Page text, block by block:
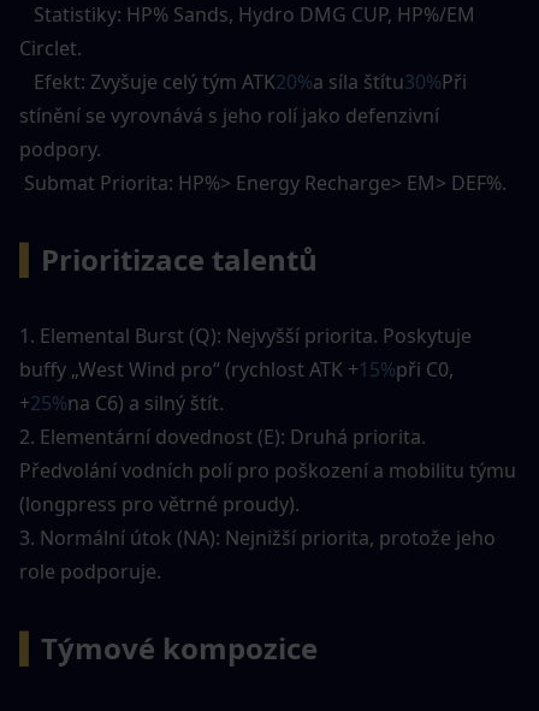
Statistiky: HP% Sands, Hydro DMG CUP, HP%/EM
Circlet.
Efekt: Zvyšuje celý tým ATK20%a síla štítu30%Při
stínění se vyrovnává s jeho rolí jako defenzivní
podpory.
Submat Priorita: HP%> Energy Recharge> EM> DEF%.
Prioritizace talentů
1. Elemental Burst (Q): Nejvyšší priorita. Poskytuje
buffy „West Wind pro“ (rychlost ATK +15%při C0,
+25%na C6) a silný štít.
2. Elementární dovednost (E): Druhá priorita.
Předvolání vodních polí pro poškození a mobilitu týmu
(longpress pro větrné proudy).
3. Normální útok (NA): Nejnižší priorita, protože jeho
role podporuje.
Týmové kompozice